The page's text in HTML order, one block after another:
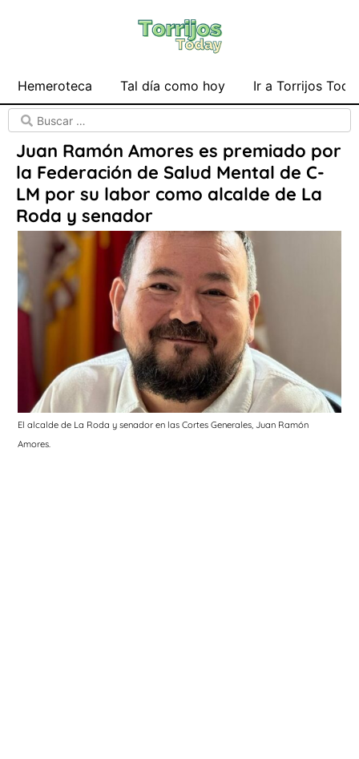
Hemeroteca Tal día como hoy Ir a Torrijos
Juan Ramón Amores es premiado por
la Federación de Salud Mental de C-
LM por su labor como alcalde de La
Roda y senador
El alcalde de La Roda y senador en las Cortes Generales, Juan Ramón
Amores.